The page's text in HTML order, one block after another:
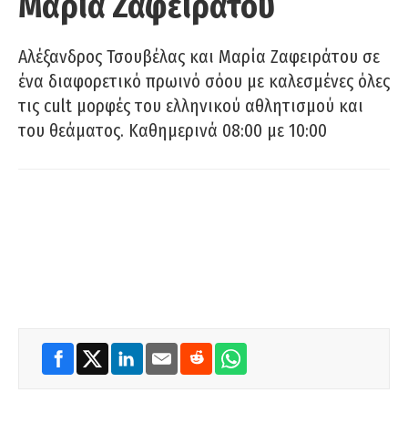
Αλέξανδρος Τσουβέλας και Μαρία Ζαφειράτου σε
ένα διαφορετικό πρωινό σόου με καλεσμένες όλες
τις cult μορφές του ελληνικού αθλητισμού και
του θεάματος. Καθημερινά 08:00 με 10:00